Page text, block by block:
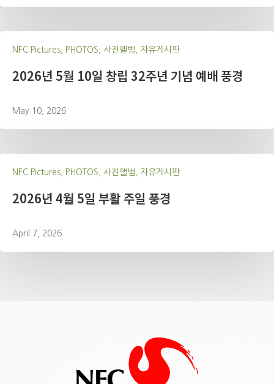
NFC Pictures, PHOTOS, 사진앨범, 자유게시판
2026년 5월 10일 창립 32주년 기념 예배 풍경
May 10, 2026
NFC Pictures, PHOTOS, 사진앨범, 자유게시판
2026년 4월 5일 부활 주일 풍경
April 7, 2026